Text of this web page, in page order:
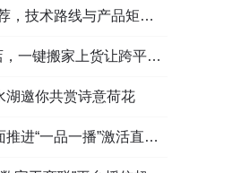
术路线与产品矩阵梳理
家上货让跨平台选品不再割裂
邀你共赏诗意荷花
一播”激活直播电商发展新动能